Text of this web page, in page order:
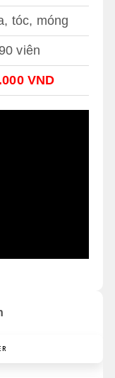
tóc, móng
viên
VND